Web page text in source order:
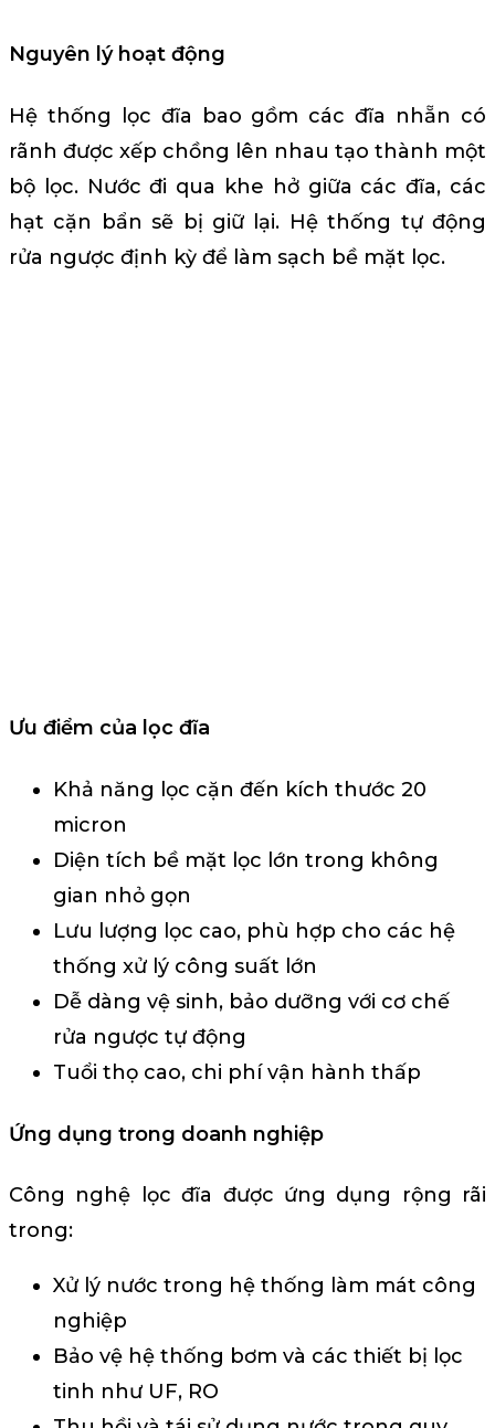
Nguyên lý hoạt động
Hệ thống lọc đĩa bao gồm các đĩa nhẵn có
rãnh được xếp chồng lên nhau tạo thành một
bộ lọc. Nước đi qua khe hở giữa các đĩa, các
hạt cặn bẩn sẽ bị giữ lại. Hệ thống tự động
rửa ngược định kỳ để làm sạch bề mặt lọc.
Ưu điểm của lọc đĩa
Khả năng lọc cặn đến kích thước 20
micron
Diện tích bề mặt lọc lớn trong không
gian nhỏ gọn
Lưu lượng lọc cao, phù hợp cho các hệ
thống xử lý công suất lớn
Dễ dàng vệ sinh, bảo dưỡng với cơ chế
rửa ngược tự động
Tuổi thọ cao, chi phí vận hành thấp
Ứng dụng trong doanh nghiệp
Công nghệ lọc đĩa được ứng dụng rộng rãi
trong:
Xử lý nước trong hệ thống làm mát công
nghiệp
Bảo vệ hệ thống bơm và các thiết bị lọc
tinh như UF, RO